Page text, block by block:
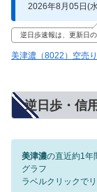
2026年8月05日(
逆日歩速報は、更新日
美津濃（8022）空売
逆日歩・信
美津濃の直近約1年
グラフ
ラベルクリックで